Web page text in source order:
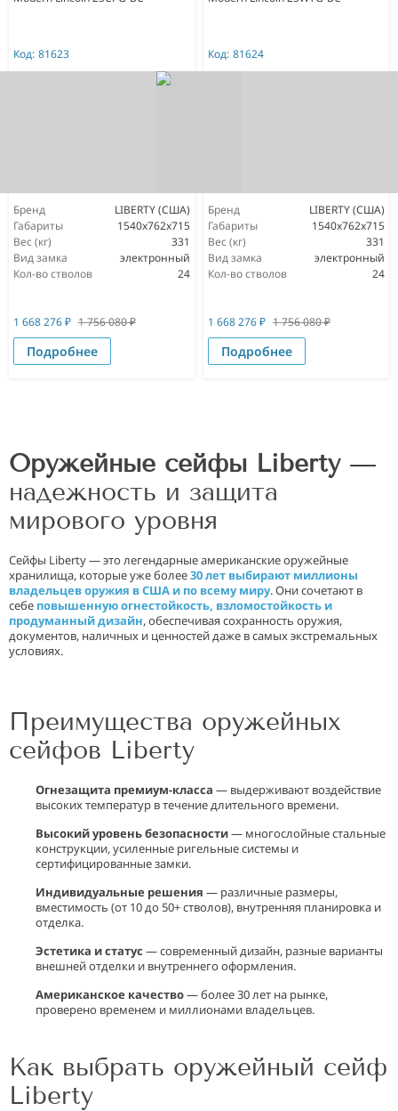
Код: 81623
Бренд
LIBERTY (США)
Габариты
1540x762x715
Вес (кг)
331
Вид замка
электронный
Кол-во стволов
24
1 668 276₽ 1 756 080₽
Подробнее
Код: 81624
Бренд
LIBERTY (США)
Габариты
1540x762x715
Вес (кг)
331
Вид замка
электронный
Кол-во стволов
24
1 668 276₽ 1 756 080₽
Подробнее
Оружейные сейфы Liberty—
надежность и защита
мирового уровня
Сейфы Liberty — это легендарные американские оружейные
хранилища, которые уже более30 лет выбирают миллионы
владельцев оружия в США и по всему миру. Они сочетают в
себе повышенную огнестойкость, взломостойкость и
продуманный дизайн, обеспечивая сохранность оружия,
документов, наличных и ценностей даже в самых экстремальных
условиях.
Преимущества оружейных
сейфов Liberty
Огнезащита премиум-класса — выдерживают воздействие
высоких температур в течение длительного времени.
Высокий уровень безопасности— многослойные стальные
конструкции, усиленные ригельные системы и
сертифицированные замки.
Индивидуальные решения — различные размеры,
вместимость (от 10 до 50+ стволов), внутренняя планировка и
отделка.
Эстетика и статус — современный дизайн, разные варианты
внешней отделки и внутреннего оформления.
Американское качество— более 30 лет на рынке,
проверено временем и миллионами владельцев.
Как выбрать оружейный сейф
Liberty